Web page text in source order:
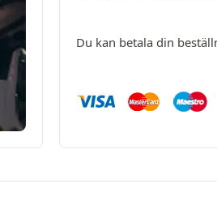
Du kan betala din